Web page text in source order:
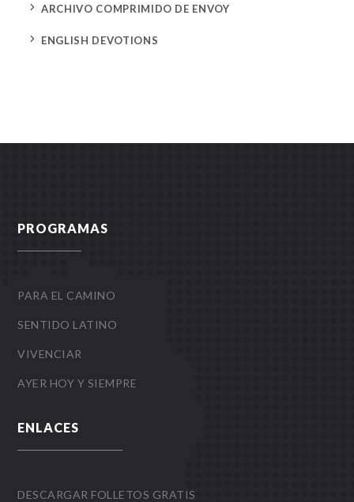
5 ARCHIVO COMPRIMIDO DE ENVOY
5 ENGLISH DEVOTIONS
PROGRAMAS
PARA EL CAMINO
SENTIDO LATINO
VIVENCIAR
AYER HOY Y SIEMPRE
ENLACES
DESCARGAR FOLLETOS GRATIS